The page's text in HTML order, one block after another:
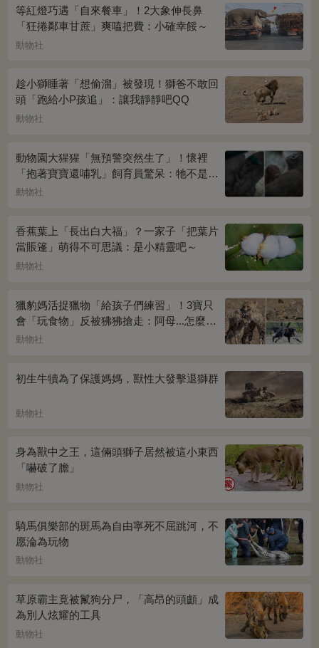
等紅燈巧遇「自來餐車」！2大象伸長鼻
「狂捲鄰車甘蔗」爽嗑把費：小確幸餒～
動物社
趁小獅睡著「想偷溜」被發現！獅爸不敢回
頭「跑給小P孩追」：讓我靜靜吧QQ
動物社
動物園大猩猩「無預警突然生了」！懷裡
「抱著寶寶還哺乳」飼育員驚呆：牠不是公
的嗎？
動物社
香蕉葉上「長出白大福」？一家子「把葉片
當賬篷」萌得不可思議：是小精靈吧～
動物社
獵豹媽活捉獵物「給孩子們練習」！3寶只
會「玩食物」反被狒狒搶走：阿母...怎麼辦
QQ
動物社
初生牛犢為了保護媽媽，獸性大發擊退獅群
動物社
身為獸中之王，這倆頭獅子居然被這小東西
「嚇破了膽」
動物社
騎馬俱樂部的斑馬為自由寧死不屈跳河，不
愿淪為玩物
動物社
草原霸主竟被鬣狗分尸，「高昂的頭顱」成
為別人炫耀的工具
動物社